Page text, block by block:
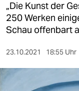
öko
„Die Kunst der
250 Werken
Schau offenbart
23.10.2021 18:55 Uhr